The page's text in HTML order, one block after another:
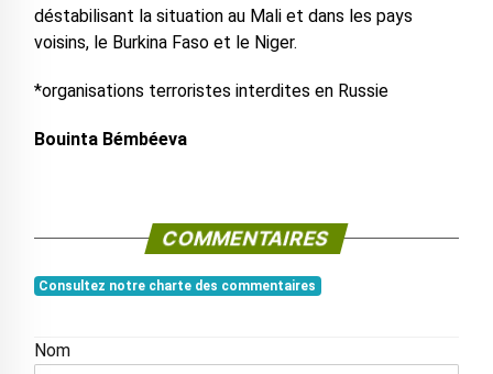
déstabilisant la situation au Mali et dans les pays
voisins, le Burkina Faso et le Niger.
*organisations terroristes interdites en Russie
Bouinta Bémbéeva
COMMENTAIRES
Consultez notre charte des commentaires
Nom